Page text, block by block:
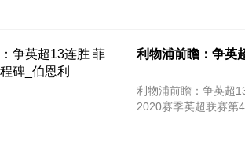
利物浦前瞻：争英
利物浦前瞻：争英超13连胜 菲米萨
2020赛季英超联赛第